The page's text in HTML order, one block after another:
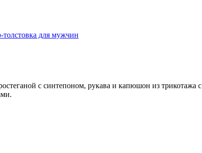
с синтепоном, рукава и капюшон из трикотажа